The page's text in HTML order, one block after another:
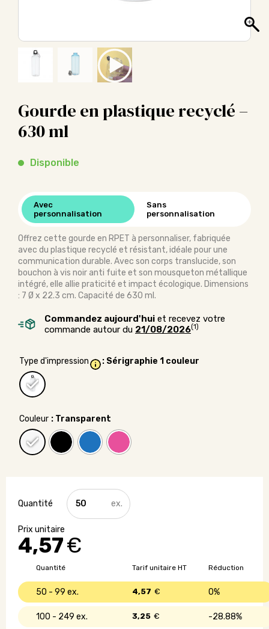
Gourde en plastique recyclé –
630 ml
Disponible
Avec
personnalisation
Sans
personnalisation
Offrez cette gourde en RPET à personnaliser, fabriquée
avec du plastique recyclé et résistant, idéale pour une
communication durable. Avec son corps translucide, son
bouchon à vis noir anti fuite et son mousqueton métallique
intégré, elle allie praticité et impact écologique. Dimensions
: 7 Ø x 22.3 cm. Capacité de 630 ml.
Commandez aujourd'hui et recevez votre
commande autour du 21/08/2026(1)
Type d'impression : Sérigraphie 1 couleur
Couleur : Transparent
4,57€
quantité
de
Gourde
plastique
recyclé
Quantité Réduction
Tarif unitaire HT
50 - 99 0%
4,57 €
100 - 249 28.88%
3,25 €